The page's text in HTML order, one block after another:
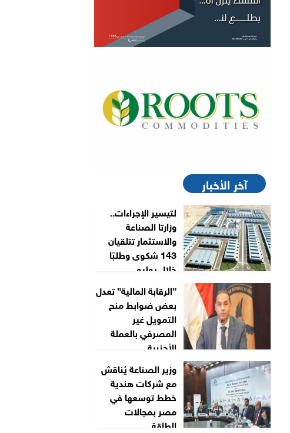
آخر الأخبار
لتيسير الإجراءات..
وزارتا الصناعة
والاستثمار تتلقيان
143 شكوى وطلبًا
خلال يوليو
”الرقابة المالية” تعدل
بعض ضوابط منح
التمويل غير
المصرفي بالعملة
الأجنبية
وزير الصناعة يُناقش
مع شركات هندية
خطط توسعها في
مصر بمجالات
الطاقة...